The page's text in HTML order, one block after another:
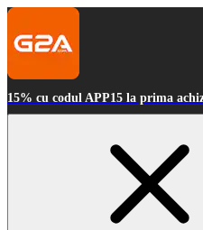
15% cu codul APP15 la prima